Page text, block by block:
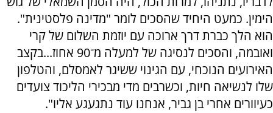
הימין. כמעט היחיד שהסכים לומר "מדינה פלסטינית".
הוא הלך כברת דרך ארוכה עם יוזמת השלום של קרי
ואובמה, והסכים לנסיגה של למעלה מ־90 אחוז...בקצב
האירועים הנוכחי, עם הגינוי ששיגר לאמסלם, והטלפון
שלו לנשיאה חיות, וכשרבים מדי מבכירי הליכוד צועדים
כעיוורים אחרי בן גביר, אנחנו עוד נתגעגע אליו".